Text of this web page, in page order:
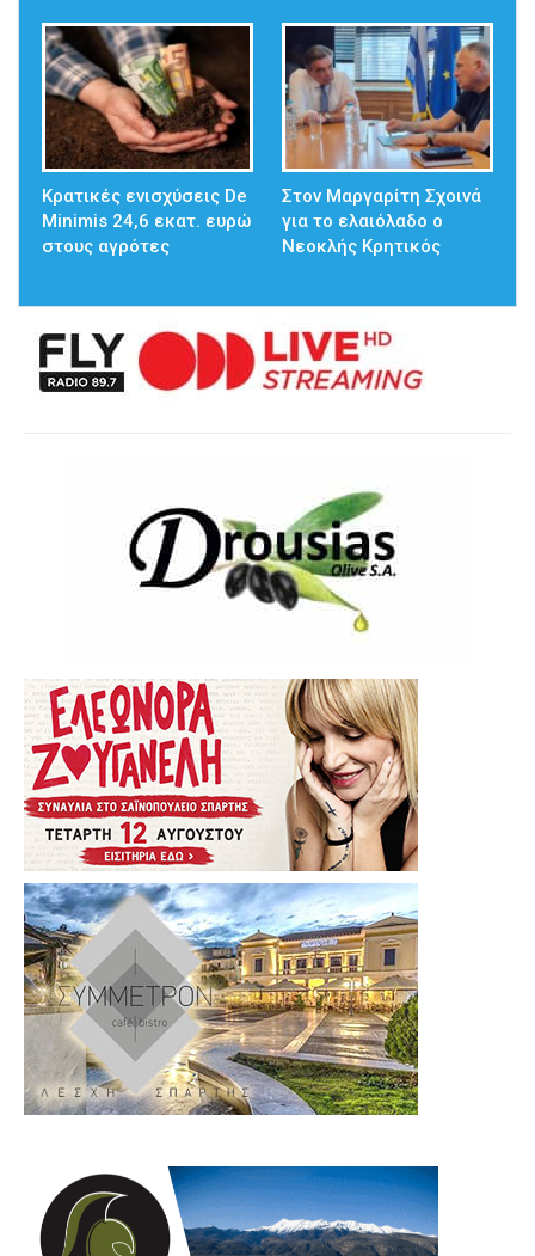
Κρατικές ενισχύσεις De
Minimis 24,6 εκατ. ευρώ
στους αγρότες
Στον Μαργαρίτη Σχοινά
για το ελαιόλαδο ο
Νεοκλής Κρητικός